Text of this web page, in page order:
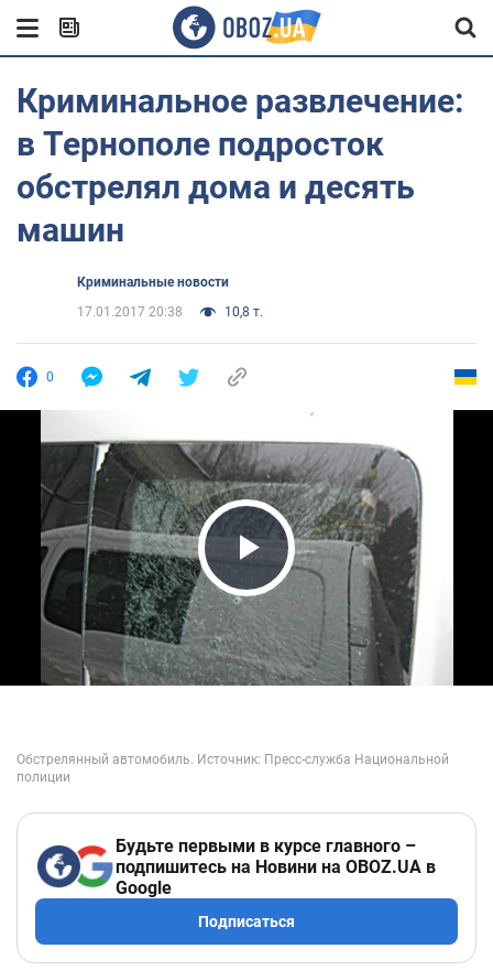
Криминальное развлечение:
в Тернополе подросток
обстрелял дома и десять
машин
Криминальные новости
17.01.2017 20:38
10,8 т.
0
Play Video
Будьте первыми в курсе главного –
подпишитесь на Новини на OBOZ.UA в
Google
Подписаться